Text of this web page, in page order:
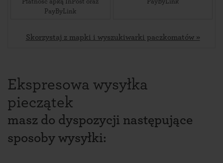
Płatność apką InPost oraz
PayByLink
PayByLink
Skorzystaj z mapki i wyszukiwarki paczkomatów »
Ekspresowa wysyłka
pieczątek
masz do dyspozycji następujące
sposoby wysyłki: